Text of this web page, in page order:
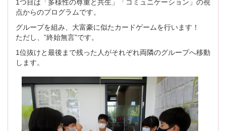
1つ目は「多様性の尊重と共生」「コミュニケーション」の視
点からのプログラムです。
グループを組み、大富豪に似たカードゲームを行います！
ただし、”終始無言”です。
1位抜けと最後まで残った人がそれぞれ両隣のグループへ移動
します。